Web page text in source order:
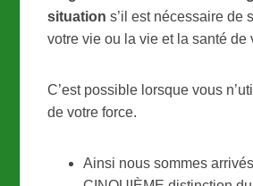
situation s’il est nécessaire de
votre vie ou la vie et la santé de
C’est possible lorsque vous
de votre force.
Ainsi nous sommes